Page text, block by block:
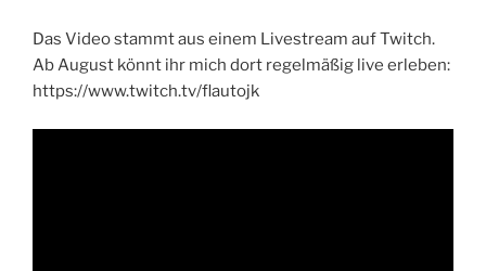
Das Video stammt aus einem Livestream auf Twitch.
Ab August könnt ihr mich dort regelmäßig live erleben:
https://www.twitch.tv/flautojk